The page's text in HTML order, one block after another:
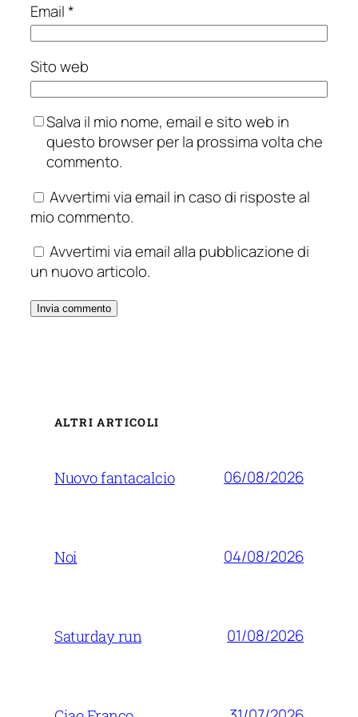
Email*
Sito web
Salva il mio nome, email e sito web in
questo browser per la prossima volta che
commento.
Avvertimi via email in caso di risposte al
mio commento.
Avvertimi via email alla pubblicazione di
un nuovo articolo.
ALTRI ARTICOLI
Nuovo fantacalcio 06/08/2026
Noi 04/08/2026
Saturday run 01/08/2026